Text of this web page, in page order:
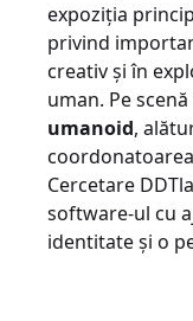
expoziția
privind
creativ și în
uman. Pe
umanoid,
Cercetare
software-ul cu
identitate și o